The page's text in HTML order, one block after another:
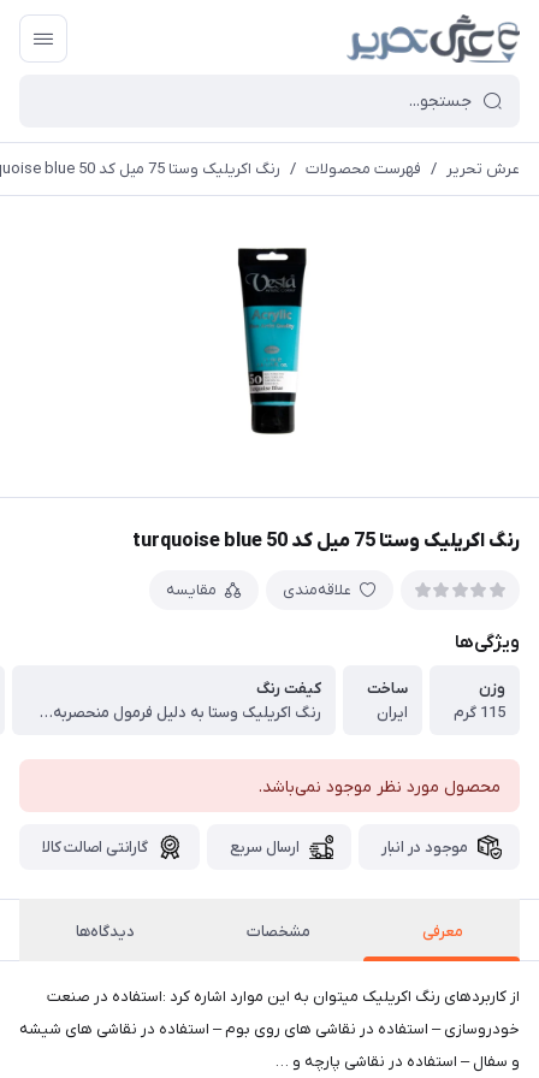
عرش تحریر / فهرست محصولات / رنگ اکریلیک وستا 75 میل کد 50 turquoise blue
رنگ اکریلیک وستا 75 میل کد 50 turquoise blue
علاقه‌مندی مقایسه
ویژگی‌ها
وزن
115 گرم
ساخت
ایران
کیفت رنگ
رنگ اکریلیک وستا به دلیل فرمول منحصربه فردی که در ساخت ان به کار رفته از درخشندگی بالایی برخوردار است.
محصول مورد نظر موجود نمی‌باشد.
موجود در انبار ارسال سریع گارانتی اصالت کالا
معرفی مشخصات دیدگاه‌ها
از کاربردهای رنگ اکریلیک میتوان به این موارد اشاره کرد :استفاده در صنعت
خودروسازی – استفاده در نقاشی های روی بوم – استفاده در نقاشی های شیشه
و سفال – استفاده در نقاشی پارچه و …